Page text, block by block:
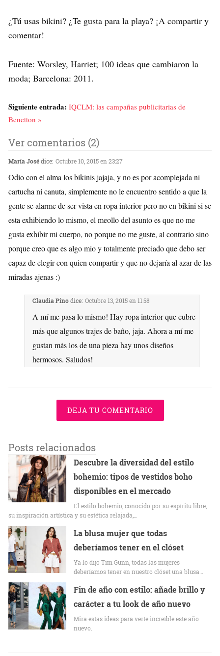
¿Tú usas bikini? ¿Te gusta para la playa? ¡A compartir y
comentar!
Fuente: Worsley, Harriet; 100 ideas que cambiaron la
moda; Barcelona: 2011.
Siguiente entrada: IQCLM: las campañas publicitarias de
Benetton »
Ver comentarios (2)
María Josédice: Octubre 10, 2015 en 23:27
Odio con el alma los bikinis jajaja, y no es por acomplejada ni
cartucha ni canuta, simplemente no le encuentro sentido a que la
gente se alarme de ser vista en ropa interior pero no en bikini si se
esta exhibiendo lo mismo, el meollo del asunto es que no me
gusta exhibir mi cuerpo, no porque no me guste, al contrario sino
porque creo que es algo mio y totalmente preciado que debo ser
capaz de elegir con quien compartir y que no dejaría al azar de las
miradas ajenas :)
Claudia Pino dice: Octubre 13, 2015 en 11:58
A mí me pasa lo mismo! Hay ropa interior que cubre
más que algunos trajes de baño, jaja. Ahora a mí me
gustan más los de una pieza hay unos diseños
hermosos. Saludos!
DEJA TU COMENTARIO
Posts relacionados
Descubre la diversidad del estilo
bohemio: tipos de vestidos boho
disponibles en el mercado
El estilo bohemio, conocido por su espíritu libre,
su inspiración artística y su estética relajada,…
La blusa mujer que todas
deberíamos tener en el clóset
Ya lo dijo Tim Gunn, todas las mujeres
deberíamos tener en nuestro clóset una blusa…
Fin de año con estilo: añade brillo y
carácter a tu look de año nuevo
Mira estas ideas para verte increíble este año
nuevo.